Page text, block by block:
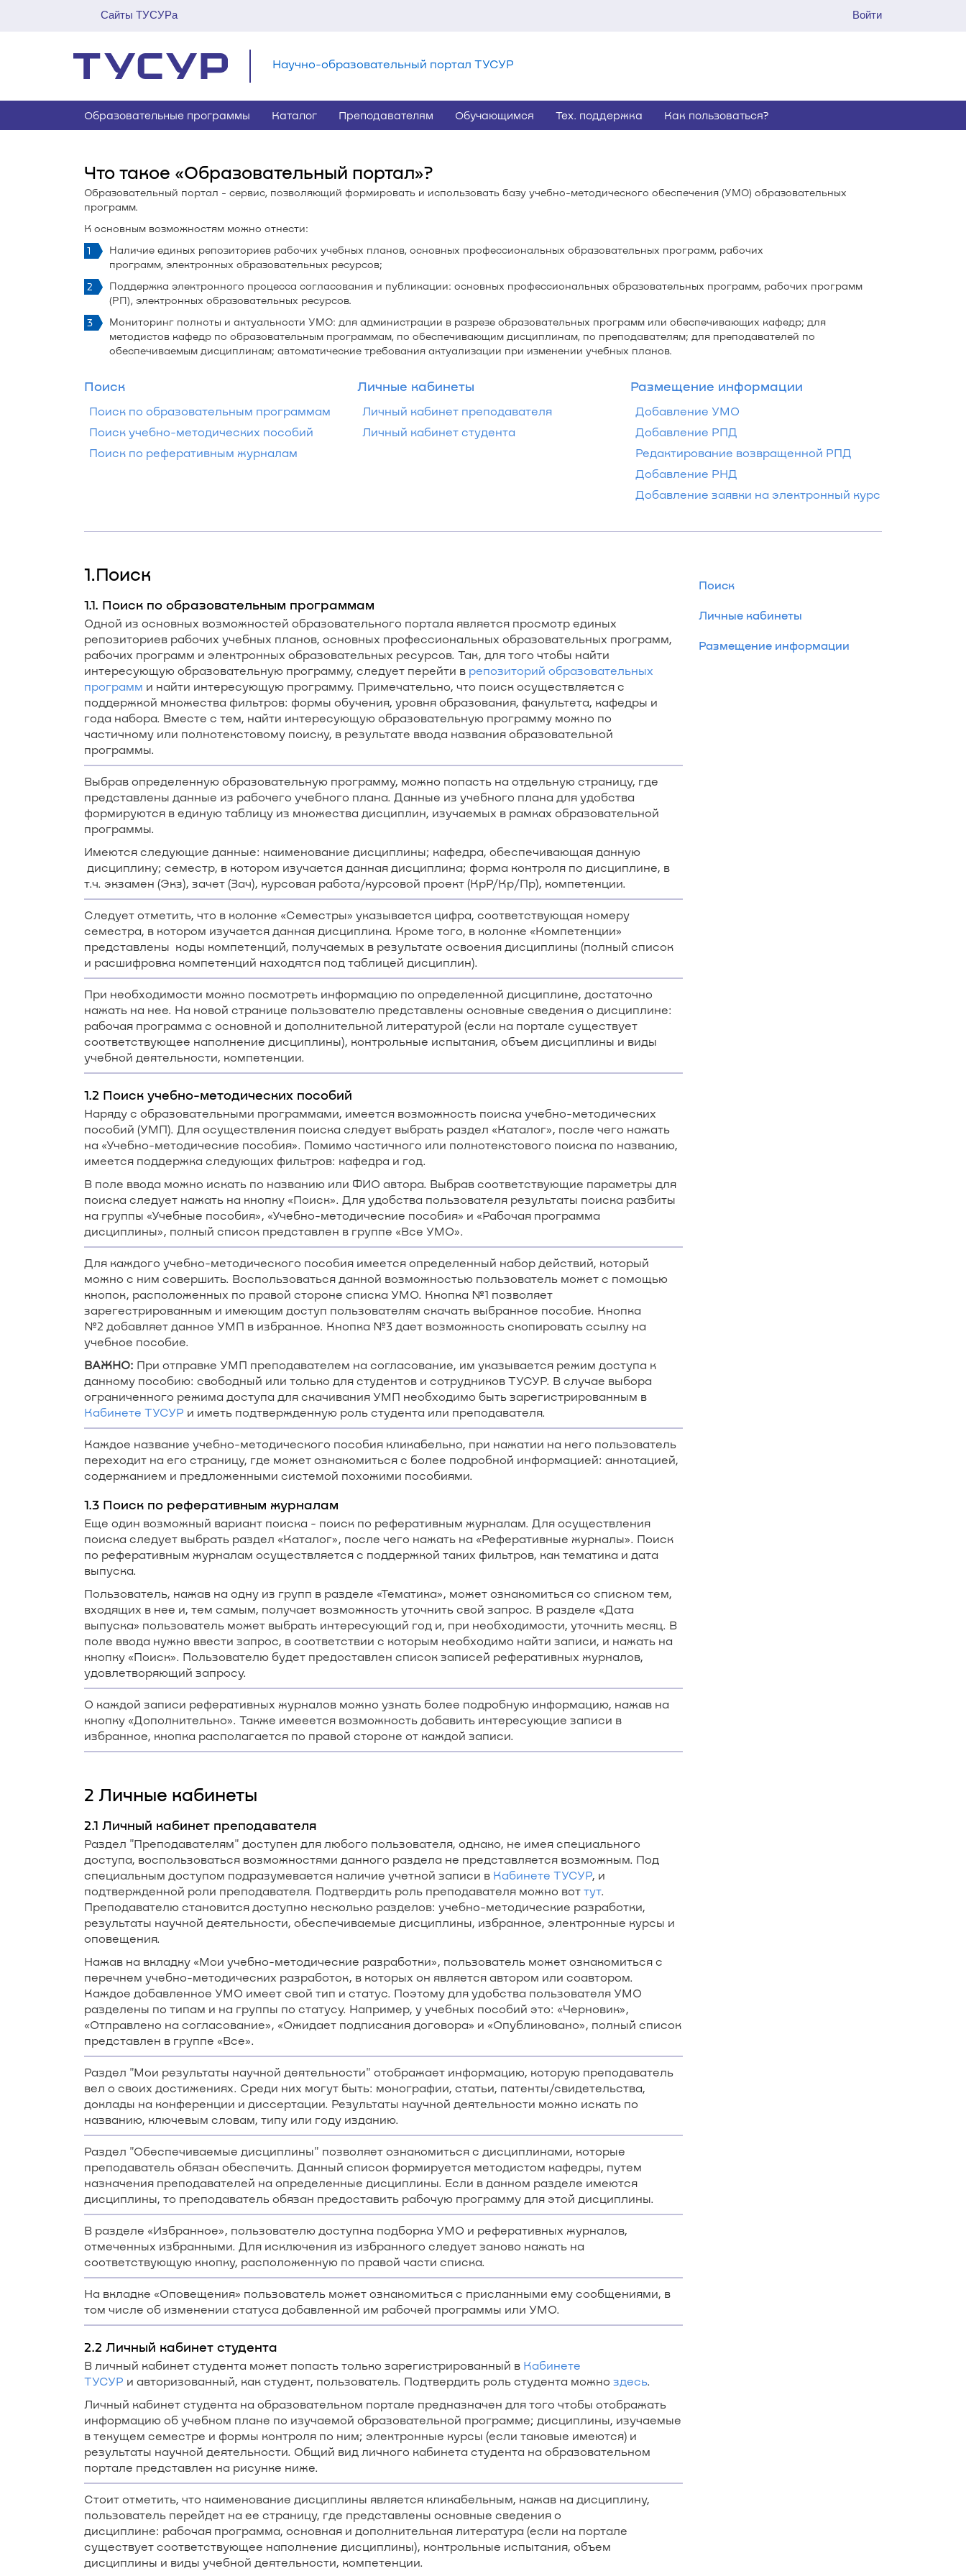
Сайты ТУСУРа Войти
Научно-образовательный портал ТУСУР
Образовательные программы Каталог Преподавателям Обучающимся Тех. поддержка Как пользоваться?
Что такое «Образовательный портал»?
Образовательный портал - сервис, позволяющий формировать и использовать базу учебно-методического обеспечения (УМО) образовательных
программ.
К основным возможностям можно отнести:
Наличие единых репозиториев рабочих учебных планов, основных профессиональных образовательных программ, рабочих
программ, электронных образовательных ресурсов;
Поддержка электронного процесса согласования и публикации: основных профессиональных образовательных программ, рабочих программ
(РП), электронных образовательных ресурсов.
Мониторинг полноты и актуальности УМО: для администрации в разрезе образовательных программ или обеспечивающих кафедр; для
методистов кафедр по образовательным программам, по обеспечивающим дисциплинам, по преподавателям; для преподавателей по
обеспечиваемым дисциплинам; автоматические требования актуализации при изменении учебных планов.
Поиск
Поиск по образовательным программам
Поиск учебно-методических пособий
Поиск по реферативным журналам
Личные кабинеты
Личный кабинет преподавателя
Личный кабинет студента
Размещение информации
Добавление УМО
Добавление РПД
Редактирование возвращенной РПД
Добавление РНД
Добавление заявки на электронный курс
1.Поиск
1.1. Поиск по образовательным программам
Одной из основных возможностей образовательного портала является просмотр единых
репозиториев рабочих учебных планов, основных профессиональных образовательных программ,
рабочих программ и электронных образовательных ресурсов. Так, для того чтобы найти
интересующую образовательную программу, следует перейти в репозиторий образовательных
программ и найти интересующую программу. Примечательно, что поиск осуществляется с
поддержкой множества фильтров: формы обучения, уровня образования, факультета, кафедры и
года набора. Вместе с тем, найти интересующую образовательную программу можно по
частичному или полнотекстовому поиску, в результате ввода названия образовательной
программы.
Выбрав определенную образовательную программу, можно попасть на отдельную страницу, где
представлены данные из рабочего учебного плана. Данные из учебного плана для удобства
формируются в единую таблицу из множества дисциплин, изучаемых в рамках образовательной
программы.
Имеются следующие данные: наименование дисциплины; кафедра, обеспечивающая данную
дисциплину; семестр, в котором изучается данная дисциплина; форма контроля по дисциплине, в
т.ч. экзамен (Экз), зачет (Зач), курсовая работа/курсовой проект (КрР/Кр/Пр), компетенции.
Следует отметить, что в колонке «Семестры» указывается цифра, соответствующая номеру
семестра, в котором изучается данная дисциплина. Кроме того, в колонке «Компетенции»
представлены коды компетенций, получаемых в результате освоения дисциплины (полный список
и расшифровка компетенций находятся под таблицей дисциплин).
При необходимости можно посмотреть информацию по определенной дисциплине, достаточно
нажать на нее. На новой странице пользователю представлены основные сведения о дисциплине:
рабочая программа с основной и дополнительной литературой (если на портале существует
соответствующее наполнение дисциплины), контрольные испытания, объем дисциплины и виды
учебной деятельности, компетенции.
1.2 Поиск учебно-методических пособий
Наряду с образовательными программами, имеется возможность поиска учебно-методических
пособий (УМП). Для осуществления поиска следует выбрать раздел «Каталог», после чего нажать
на «Учебно-методические пособия». Помимо частичного или полнотекстового поиска по названию,
имеется поддержка следующих фильтров: кафедра и год.
В поле ввода можно искать по названию или ФИО автора. Выбрав соответствующие параметры для
поиска следует нажать на кнопку «Поиск». Для удобства пользователя результаты поиска разбиты
на группы «Учебные пособия», «Учебно-методические пособия» и «Рабочая программа
дисциплины», полный список представлен в группе «Все УМО».
Для каждого учебно-методического пособия имеется определенный набор действий, который
можно с ним совершить. Воспользоваться данной возможностью пользователь может с помощью
кнопок, расположенных по правой стороне списка УМО. Кнопка №1 позволяет
зарегестрированным и имеющим доступ пользователям скачать выбранное пособие. Кнопка
№2 добавляет данное УМП в избранное. Кнопка №3 дает возможность скопировать ссылку на
учебное пособие.
ВАЖНО: При отправке УМП преподавателем на согласование, им указывается режим доступа к
данному пособию: свободный или только для студентов и сотрудников ТУСУР. В случае выбора
ограниченного режима доступа для скачивания УМП необходимо быть зарегистрированным в
Кабинете ТУСУР и иметь подтвержденную роль студента или преподавателя.
Каждое название учебно-методического пособия кликабельно, при нажатии на него пользователь
переходит на его страницу, где может ознакомиться с более подробной информацией: аннотацией,
содержанием и предложенными системой похожими пособиями.
1.3 Поиск по реферативным журналам
Еще один возможный вариант поиска - поиск по реферативным журналам. Для осуществления
поиска следует выбрать раздел «Каталог», после чего нажать на «Реферативные журналы». Поиск
по реферативным журналам осуществляется с поддержкой таких фильтров, как тематика и дата
выпуска.
Пользователь, нажав на одну из групп в разделе «Тематика», может ознакомиться со списком тем,
входящих в нее и, тем самым, получает возможность уточнить свой запрос. В разделе «Дата
выпуска» пользователь может выбрать интересующий год и, при необходимости, уточнить месяц. В
поле ввода нужно ввести запрос, в соответствии с которым необходимо найти записи, и нажать на
кнопку «Поиск». Пользователю будет предоставлен список записей реферативных журналов,
удовлетворяющий запросу.
О каждой записи реферативных журналов можно узнать более подробную информацию, нажав на
кнопку «Дополнительно». Также имееется возможность добавить интересующие записи в
избранное, кнопка располагается по правой стороне от каждой записи.
2 Личные кабинеты
2.1 Личный кабинет преподавателя
Раздел "Преподавателям" доступен для любого пользователя, однако, не имея специального
доступа, воспользоваться возможностями данного раздела не представляется возможным. Под
специальным доступом подразумевается наличие учетной записи в Кабинете ТУСУР, и
подтвержденной роли преподавателя. Подтвердить роль преподавателя можно вот тут.
Преподавателю становится доступно несколько разделов: учебно-методические разработки,
результаты научной деятельности, обеспечиваемые дисциплины, избранное, электронные курсы и
оповещения.
Нажав на вкладку «Мои учебно-методические разработки», пользователь может ознакомиться с
перечнем учебно-методических разработок, в которых он является автором или соавтором.
Каждое добавленное УМО имеет свой тип и статус. Поэтому для удобства пользователя УМО
разделены по типам и на группы по статусу. Например, у учебных пособий это: «Черновик»,
«Отправлено на согласование», «Ожидает подписания договора» и «Опубликовано», полный список
представлен в группе «Все».
Раздел "Мои результаты научной деятельности" отображает информацию, которую преподаватель
вел о своих достижениях. Среди них могут быть: монографии, статьи, патенты/свидетельства,
доклады на конференции и диссертации. Результаты научной деятельности можно искать по
названию, ключевым словам, типу или году изданию.
Раздел "Обеспечиваемые дисциплины" позволяет ознакомиться с дисциплинами, которые
преподаватель обязан обеспечить. Данный список формируется методистом кафедры, путем
назначения преподавателей на определенные дисциплины. Если в данном разделе имеются
дисциплины, то преподаватель обязан предоставить рабочую программу для этой дисциплины.
В разделе «Избранное», пользователю доступна подборка УМО и реферативных журналов,
отмеченных избранными. Для исключения из избранного следует заново нажать на
соответствующую кнопку, расположенную по правой части списка.
На вкладке «Оповещения» пользователь может ознакомиться с присланными ему сообщениями, в
том числе об изменении статуса добавленной им рабочей программы или УМО.
2.2 Личный кабинет студента
В личный кабинет студента может попасть только зарегистрированный в Кабинете
ТУСУР и авторизованный, как студент, пользователь. Подтвердить роль студента можно здесь.
Личный кабинет студента на образовательном портале предназначен для того чтобы отображать
информацию об учебном плане по изучаемой образовательной программе; дисциплины, изучаемые
в текущем семестре и формы контроля по ним; электронные курсы (если таковые имеются) и
результаты научной деятельности. Общий вид личного кабинета студента на образовательном
портале представлен на рисунке ниже.
Стоит отметить, что наименование дисциплины является кликабельным, нажав на дисциплину,
пользователь перейдет на ее страницу, где представлены основные сведения о
дисциплине: рабочая программа, основная и дополнительная литература (если на портале
существует соответствующее наполнение дисциплины), контрольные испытания, объем
дисциплины и виды учебной деятельности, компетенции.
Поиск
Личные кабинеты
Размещение информации